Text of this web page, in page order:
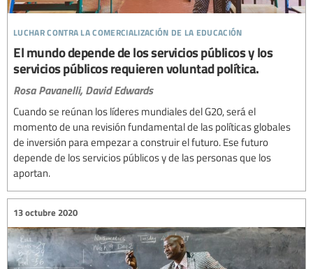
luchar contra la comercialización de la educación
El mundo depende de los servicios públicos y los
servicios públicos requieren voluntad política.
Rosa Pavanelli, David Edwards
Cuando se reúnan los líderes mundiales del G20, será el
momento de una revisión fundamental de las políticas globales
de inversión para empezar a construir el futuro. Ese futuro
depende de los servicios públicos y de las personas que los
aportan.
13 octubre 2020